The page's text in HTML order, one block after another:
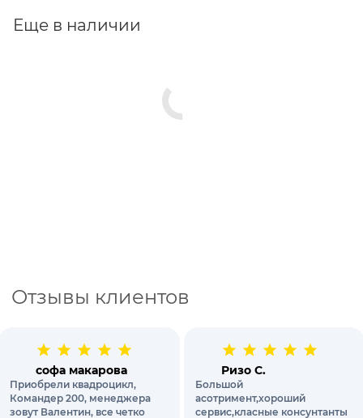
Еще в наличии
Отзывы клиентов
софа макарова
Приобрели квадроцикл,
Командер 200, менеджера
зовут Валентин, все четко
Ризо С.
Большой
асотримент,хороший
сервис,класные консунтанты